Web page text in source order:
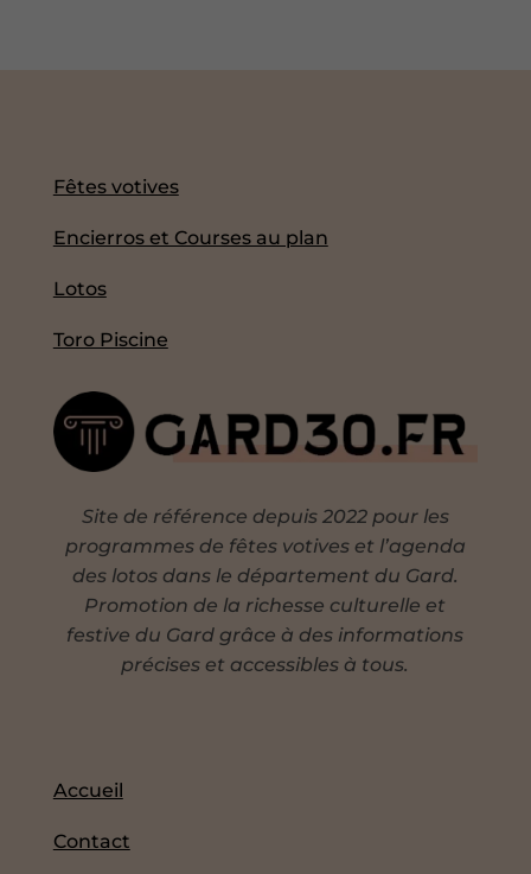
Fêtes votives
Encierros et Courses au plan
Lotos
Toro Piscine
Site de référence depuis 2022 pour les
programmes de fêtes votives et l’agenda
des lotos dans le département du Gard.
Promotion de la richesse culturelle et
festive du Gard grâce à des informations
précises et accessibles à tous.
Accueil
Contact